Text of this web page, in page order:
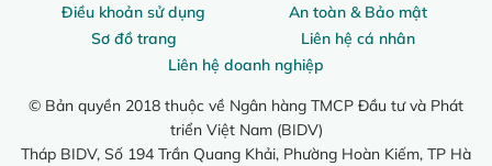
Điều khoản sử dụng
An toàn & Bảo mật
Sơ đồ trang
Liên hệ cá nhân
Liên hệ doanh nghiệp
© Bản quyền 2018 thuộc về Ngân hàng TMCP Đầu tư và Phát
triển Việt Nam (BIDV)
Tháp BIDV, Số 194 Trần Quang Khải, Phường Hoàn Kiếm, TP Hà